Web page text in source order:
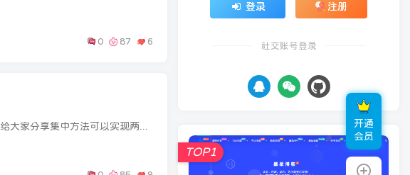
0 87 6
登录 注册
社交账号登录
TOP1
开通
会员